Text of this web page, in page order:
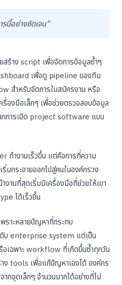
นี้อย่างชัดเจน”
ร้าง script เพื่อจัดการข้อมูลซ้ำๆ
เพื่อดู pipeline ของทีม
สำหรับจัดการใบสมัครงาน หรือ
องมือเล็กๆ เพื่อช่วยตรวจสอบข้อมูล
ากการเปิด project software แบบ
ทำงานเร็วขึ้น แต่คือการที่ความ
มกระจายออกไปสู่คนในองค์กรวง
งานที่สุดเริ่มมีเครื่องมือที่ช่วยให้เขา
ได้เร็วขึ้น
ราะหลายปัญหาที่กระทบ
บ enterprise system แต่เป็น
อเฉพาะ workflow ที่เกิดขึ้นซ้ำทุกวัน
ง tools เพื่อแก้ปัญหาเองได้ องค์กร
กจุดเล็กๆ จำนวนมากได้อย่างที่ไม่